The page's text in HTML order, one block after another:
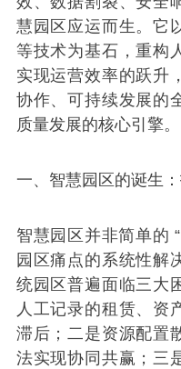
慧园区应运而生。它
等技术为基石，重构
实现运营效率的跃升
协作、可持续发展的
质量发展的核心引擎。
一、智慧园区的诞生
智慧园区并非简单的
园区痛点的系统性解
统园区普遍面临三大
人工记录的租赁、资
滞后；二是资源配置
法实现协同共赢；三